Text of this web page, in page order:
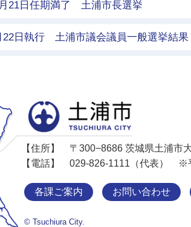
21日任期満了 土浦市長選挙
22日執行 土浦市議会議員一般選挙結果
【住所】
〒300−8686 茨城県土浦市
【電話】
029-826-1111（代表） ※
各課ご案内 お問い合わせ
© Tsuchiura City.